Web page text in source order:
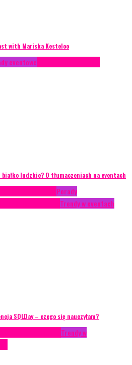
with Mariska Kesteloo
eventowe
białko ludzkie? O tłumaczeniach na eventach
Porady
Trendy w eventach
SQLDay – czego się nauczyłam?
Trendy w